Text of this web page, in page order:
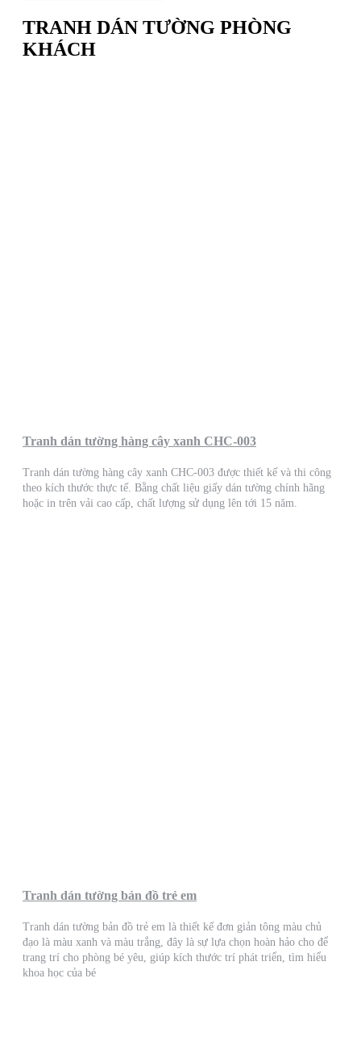
TRANH DÁN TƯỜNG PHÒNG
KHÁCH
Tranh dán tường hàng cây xanh CHC-003
Tranh dán tường hàng cây xanh CHC-003 được thiết kế và thi công
theo kích thước thực tế. Bằng chất liệu giấy dán tường chính hãng
hoặc in trên vải cao cấp, chất lượng sử dụng lên tới 15 năm.
Tranh dán tường bản đồ trẻ em
Tranh dán tường bản đồ trẻ em là thiết kế đơn giản tông màu chủ
đạo là màu xanh và màu trắng, đây là sự lựa chọn hoàn hảo cho để
trang trí cho phòng bé yêu, giúp kích thước trí phát triển, tìm hiểu
khoa học của bé